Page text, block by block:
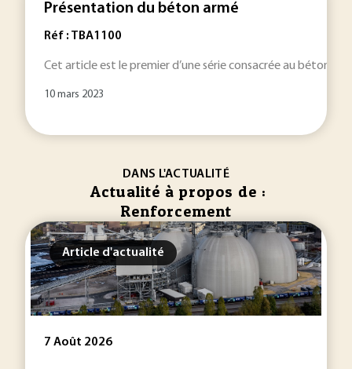
Présentation du béton armé
Réf : TBA1100
Cet article est le premier d’une série consacrée au béton
10 mars 2023
DANS L'ACTUALITÉ
Actualité à propos de :
Renforcement
Article d'actualité
7 Août 2026